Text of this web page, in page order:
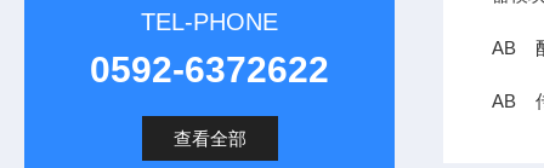
TEL-PHONE
0592-6372622
查看全部
AB
AB